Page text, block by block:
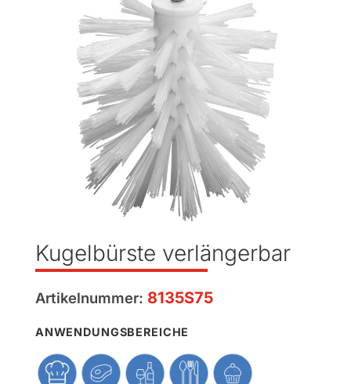
Kugelbürste verlängerbar
Artikelnummer: 8135S75
ANWENDUNGSBEREICHE